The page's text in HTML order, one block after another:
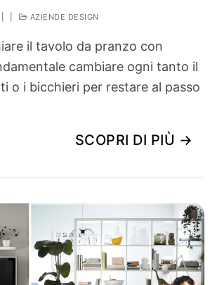
AZIENDE DESIGN
il tavolo da pranzo con
cambiare ogni tanto il
o i bicchieri per restare al passo
SCOPRI DI PIÙ →